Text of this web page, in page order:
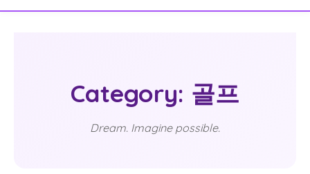
Category: 골프
Dream. Imagine possible.